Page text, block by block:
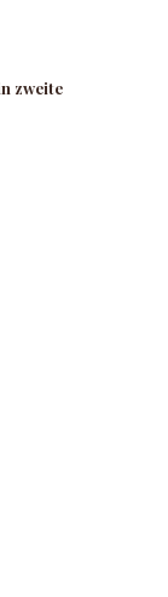
zweite